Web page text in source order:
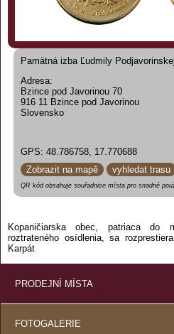
Pamätná izba Ľudmily Podjavorinskej
Adresa:
Bzince pod Javorinou 70
916 11 Bzince pod Javorinou
Slovensko
GPS: 48.786758, 17.770688
Zobrazit na mapě
vyhledat trasu
QR kód obsahuje souřadnice místa pro snadné
Kopaničiarska obec, patriaca do
roztrateného osídlenia, sa
Karpát
PRODEJNÍ MÍSTA
FOTOGALERIE